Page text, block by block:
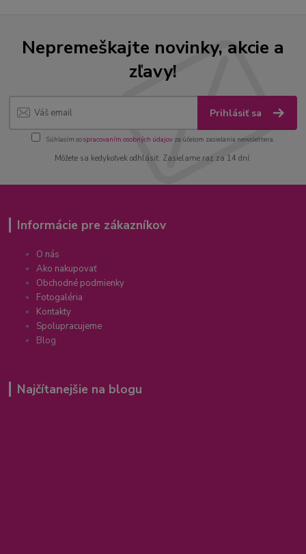
Nepremeškajte novinky, akcie a
zľavy!
Prihlásiť sa
Súhlasím sospracovaním osobných údajov za účelom zasielania newslettera.
Môžete sa kedykoľvek odhlásiť. Zasielame raz za 14 dní.
Informácie pre zákazníkov
O nás
Ako nakupovať
Obchodné podmienky
Fotogaléria
Kontakty
Spolupracujeme
Blog
Najčítanejšie na blogu